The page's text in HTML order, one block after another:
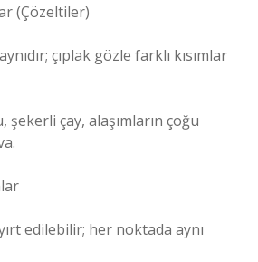
(Çözeltiler)
çıplak gözle farklı kısımlar
çay, alaşımların çoğu
edilebilir; her noktada aynı